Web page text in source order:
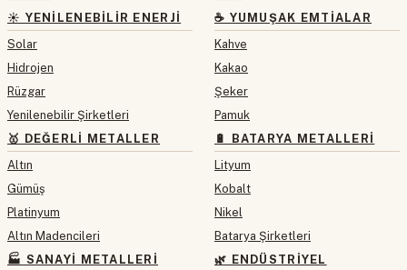
☀️ YENILENEBILIR ENERJI
Solar
Hidrojen
Rüzgar
Yenilenebilir Şirketleri
🥇 DEĞERLI METALLER
Altın
Gümüş
Platinyum
Altın Madencileri
🏭 SANAYI METALLERI
☕ YUMUŞAK EMTIALAR
Kahve
Kakao
Şeker
Pamuk
🔋 BATARYA METALLERI
Lityum
Kobalt
Nikel
Batarya Şirketleri
🌿 ENDÜSTRIYEL